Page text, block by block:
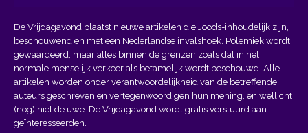
De Vrijdagavond plaatst nieuwe artikelen die Joods-inhoudelijk zijn,
beschouwend en met een Nederlandse invalshoek. Polemiek wordt
gewaardeerd, maar alles binnen de grenzen zoals dat in het
normale menselijk verkeer als betamelijk wordt beschouwd. Alle
artikelen worden onder verantwoordelijkheid van de betreffende
auteurs geschreven en vertegenwoordigen hun mening, en wellicht
(nog) niet de uwe. De Vrijdagavond wordt gratis verstuurd aan
geïnteresseerden.